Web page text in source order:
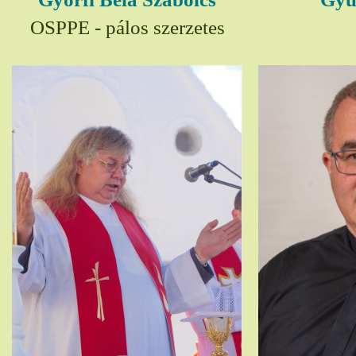
OSPPE - pálos szerzetes